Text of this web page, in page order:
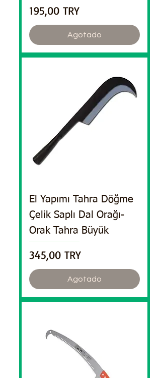
Precio
195,00 TRY
Agotado
El Yapımı Tahra Döğme
Çelik Saplı Dal Orağı-
Orak Tahra Büyük
Precio
345,00 TRY
Agotado